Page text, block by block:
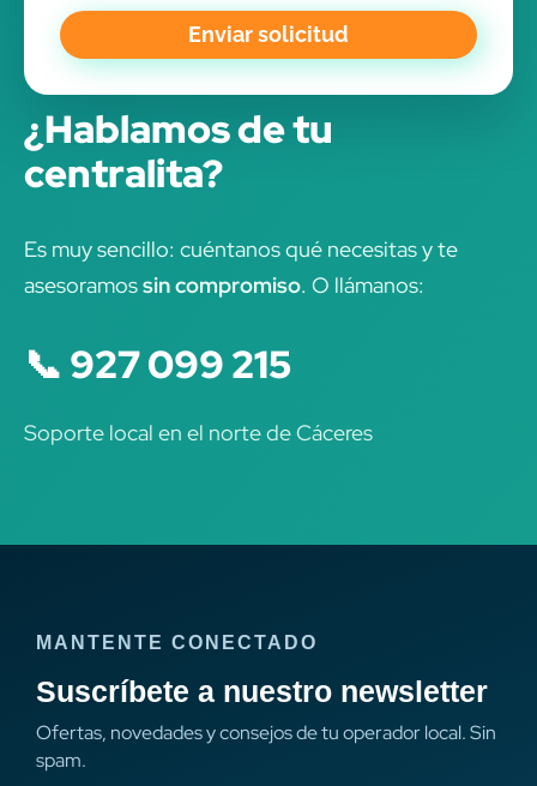
Enviar solicitud
¿Hablamos de tu
centralita?
Es muy sencillo: cuéntanos qué necesitas y te
asesoramossin compromiso. O llámanos:
📞 927 099 215
Soporte local en el norte de Cáceres
MANTENTE CONECTADO
Suscríbete a nuestro newsletter
Ofertas, novedades y consejos de tu operador local. Sin
spam.